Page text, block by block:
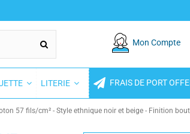
Mon Compte
LITERIE FRAIS DE PORT
57 fils/cm² - Style ethnique noir et beige - Finition